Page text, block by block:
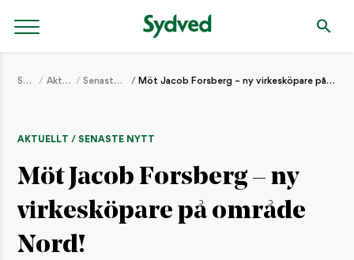
Start Aktuellt Senaste nytt Möt Jacob Forsberg – ny virkesköpare på område Nord!
AKTUELLT / SENASTE NYTT
Möt Jacob Forsberg – ny
virkesköpare på område
Nord!